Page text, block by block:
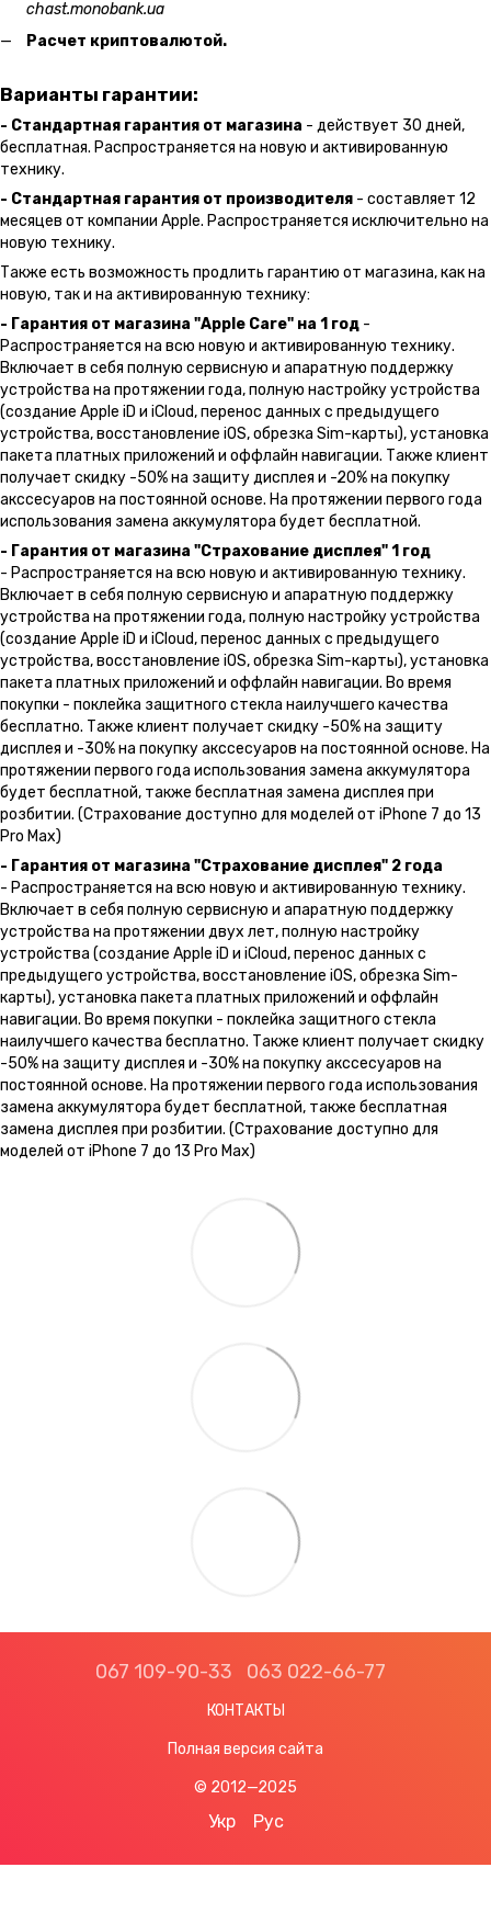
chast.monobank.ua
Расчет криптовалютой.
Варианты гарантии:
- Стандартная гарантия от магазина - действует 30 дней,
бесплатная. Распространяется на новую и активированную
технику.
- Стандартная гарантия от производителя - составляет 12
месяцев от компании Apple. Распространяется исключительно на
новую технику.
Также есть возможность продлить гарантию от магазина, как на
новую, так и на активированную технику:
- Гарантия от магазина "Apple Care" на 1 год -
Распространяется на всю новую и активированную технику.
Включает в себя полную сервисную и апаратную поддержку
устройства на протяжении года, полную настройку устройства
(создание Apple iD и iCloud, перенос данных с предыдущего
устройства, восстановление iOS, обрезка Sim-карты), установка
пакета платных приложений и оффлайн навигации. Также клиент
получает скидку -50% на защиту дисплея и -20% на покупку
акссесуаров на постоянной основе. На протяжении первого года
использования замена аккумулятора будет бесплатной.
- Гарантия от магазина "Страхование дисплея" 1 год
- Распространяется на всю новую и активированную технику.
Включает в себя полную сервисную и апаратную поддержку
устройства на протяжении года, полную настройку устройства
(создание Apple iD и iCloud, перенос данных с предыдущего
устройства, восстановление iOS, обрезка Sim-карты), установка
пакета платных приложений и оффлайн навигации. Во время
покупки - поклейка защитного стекла наилучшего качества
бесплатно. Также клиент получает скидку -50% на защиту
дисплея и -30% на покупку акссесуаров на постоянной основе. На
протяжении первого года использования замена аккумулятора
будет бесплатной, также бесплатная замена дисплея при
розбитии. (Страхование доступно для моделей от iPhone 7 до 13
Pro Max)
- Гарантия от магазина "Страхование дисплея" 2 года
- Распространяется на всю новую и активированную технику.
Включает в себя полную сервисную и апаратную поддержку
устройства на протяжении двух лет, полную настройку
устройства (создание Apple iD и iCloud, перенос данных с
предыдущего устройства, восстановление iOS, обрезка Sim-
карты), установка пакета платных приложений и оффлайн
навигации. Во время покупки - поклейка защитного стекла
наилучшего качества бесплатно. Также клиент получает скидку
-50% на защиту дисплея и -30% на покупку акссесуаров на
постоянной основе. На протяжении первого года использования
замена аккумулятора будет бесплатной, также бесплатная
замена дисплея при розбитии. (Страхование доступно для
моделей от iPhone 7 до 13 Pro Max)
067 109-90-33 063 022-66-77
КОНТАКТЫ
Полная версия сайта
© 2012—2025
Укр Рус